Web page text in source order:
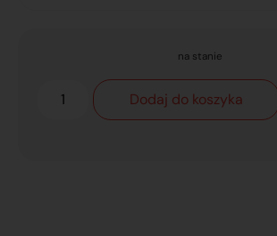
na stanie
Dodaj do koszyka